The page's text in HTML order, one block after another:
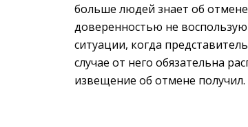
больше людей знает об
доверенностью не
ситуации, когда
случае от него обязательна
извещение об отмене получил.